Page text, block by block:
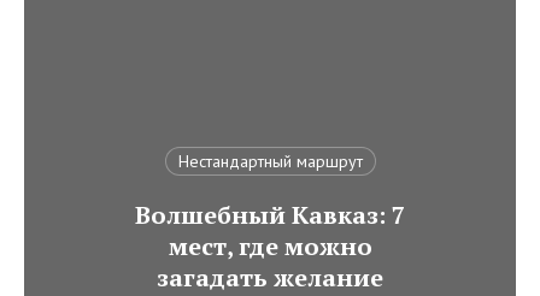
Нестандартный маршрут
Волшебный Кавказ: 7
мест, где можно
загадать желание